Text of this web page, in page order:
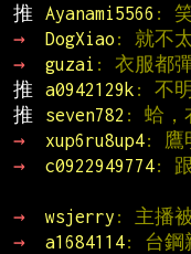
推
Ayanami5566 :
→
DogXiao : 就不
→
guzai : 衣服都
推
a0942129k : 不
推
seven782 : 蛤，
→
xup6ru8up4: 鷹
→
c0922949774: 跟
→
wsjerry : 主播
→
a1684114: 台鋼